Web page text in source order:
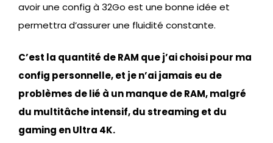
avoir une config à 32Go est une bonne idée et
permettra d’assurer une fluidité constante.
C’est la quantité de RAM que j’ai choisi pour ma
config personnelle, et je n’ai jamais eu de
problèmes de lié à un manque de RAM, malgré
du multitâche intensif, du streaming et du
gaming en Ultra 4K.